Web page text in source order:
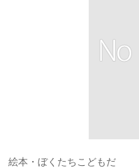
絵本・ぼくたちこどもだ